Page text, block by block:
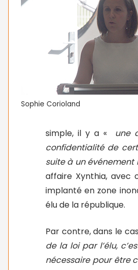
Sophie Corioland
simple, il y a «
une
confidentialité de
suite à un événement
affaire Xynthia,
implanté en zone
élu de la république.
Par contre, dans le
de la loi par l’élu,
nécessaire pour être